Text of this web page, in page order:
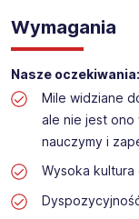
Lokalizacja:
Wymagania
Nasze oczekiwania:
Mile widziane
ale nie jest ono
nauczymy i
Wysoka